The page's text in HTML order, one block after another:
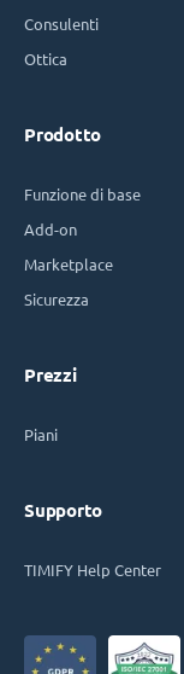
Consulenti
Ottica
Prodotto
Funzione di base
Add-on
Marketplace
Sicurezza
Prezzi
Piani
Supporto
TIMIFY Help Center